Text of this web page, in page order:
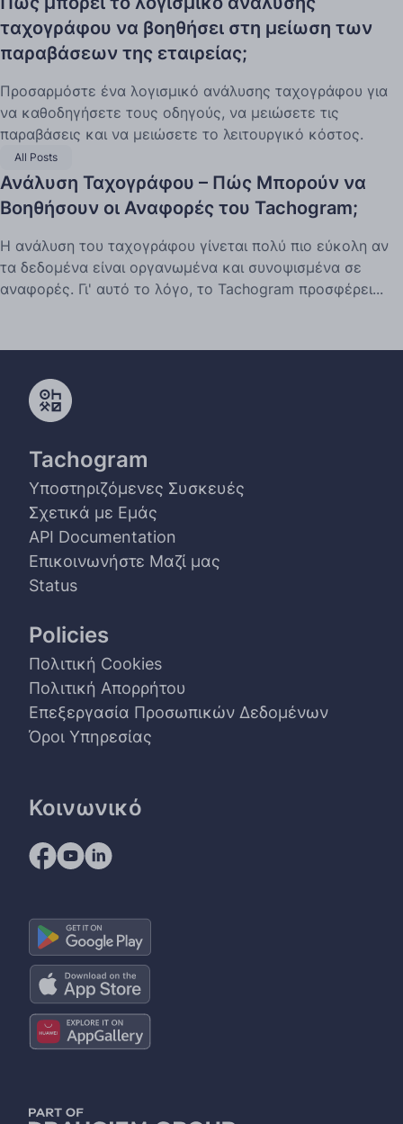
ταχογράφου να βοηθήσει στη μείωση των
παραβάσεων της εταιρείας;
Προσαρμόστε ένα λογισμικό ανάλυσης ταχογράφου για
να καθοδηγήσετε τους οδηγούς, να μειώσετε τις
παραβάσεις και να μειώσετε το λειτουργικό κόστος.
All Posts
Ανάλυση Ταχογράφου – Πώς Μπορούν να
Βοηθήσουν οι Αναφορές του Tachogram;
Η ανάλυση του ταχογράφου γίνεται πολύ πιο εύκολη αν
τα δεδομένα είναι οργανωμένα και συνοψισμένα σε
αναφορές. Γι' αυτό το λόγο, το Tachogram προσφέρει...
Tachogram
Υποστηριζόμενες Συσκευές
Σχετικά με Εμάς
API Documentation
Επικοινωνήστε Μαζί μας
Status
Policies
Πολιτική Cookies
Πολιτική Απορρήτου
Επεξεργασία Προσωπικών Δεδομένων
Όροι Υπηρεσίας
Κοινωνικό